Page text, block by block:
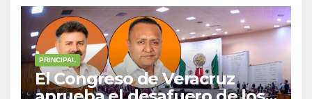
PRINCIPAL
El Congreso de Veracruz